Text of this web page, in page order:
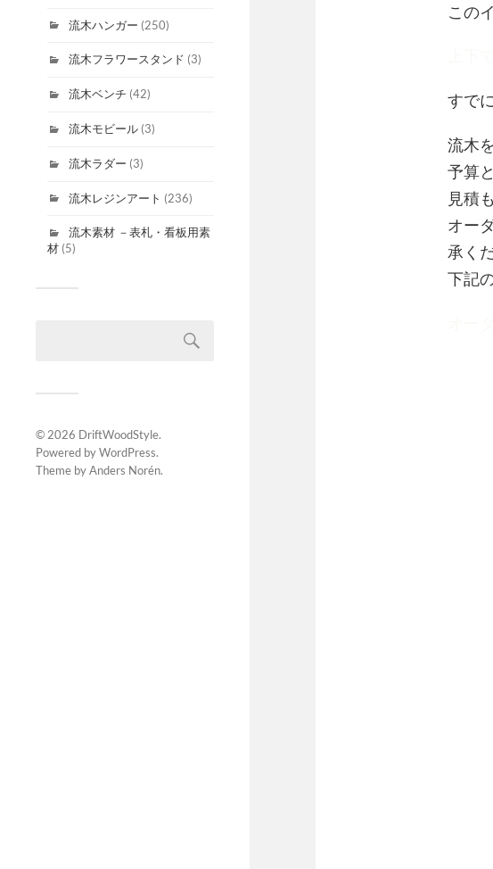
流木ハンガー (250)
流木フラワースタンド (3)
流木ベンチ (42)
流木モビール(3)
流木ラダー (3)
流木レジンアート (236)
流木素材 －表札・看板用素
材(5)
© 2026 DriftWoodStyle.
Powered byWordPress.
Theme byAnders Norén.
この
すで
流木
予算
見積
オー
承く
下記